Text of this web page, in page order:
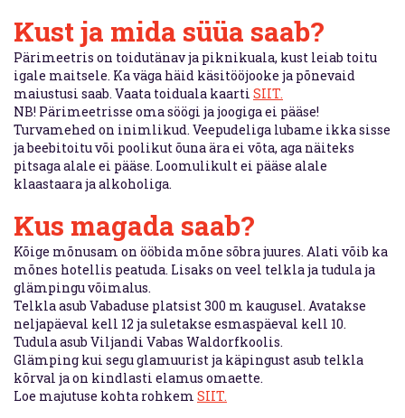
Kust ja mida süüa saab?
Pärimeetris on toidutänav ja piknikuala, kust leiab toitu
igale maitsele. Ka väga häid käsitööjooke ja põnevaid
maiustusi saab. Vaata toiduala kaarti SIIT.
NB! Pärimeetrisse oma söögi ja joogiga ei pääse!
Turvamehed on inimlikud. Veepudeliga lubame ikka sisse
ja beebitoitu või poolikut õuna ära ei võta, aga näiteks
pitsaga alale ei pääse. Loomulikult ei pääse alale
klaastaara ja alkoholiga.
Kus magada saab?
Kõige mõnusam on ööbida mõne sõbra juures. Alati võib ka
mõnes hotellis peatuda. Lisaks on veel telkla ja tudula ja
glämpingu võimalus.
Telkla asub Vabaduse platsist 300 m kaugusel. Avatakse
neljapäeval kell 12 ja suletakse esmaspäeval kell 10.
Tudula asub Viljandi Vabas Waldorfkoolis.
Glämping kui segu glamuurist ja käpingust asub telkla
kõrval ja on kindlasti elamus omaette.
Loe majutuse kohta rohkem SIIT.